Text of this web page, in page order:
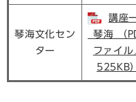
琴海文化セン
ター
講座
_琴海 （
ファイル
525KB）